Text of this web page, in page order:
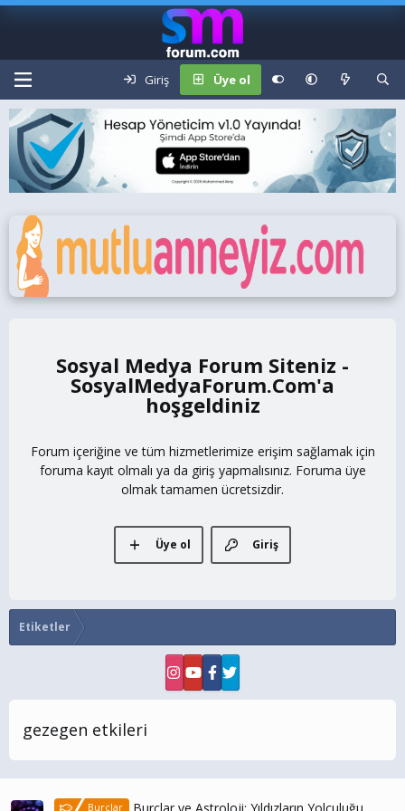
Giriş Üye ol
Sosyal Medya Forum Siteniz -
SosyalMedyaForum.Com
Forum içeriğine ve tüm hizmetlerimize erişim sağlamak için
foruma kayıt olmalı ya da giriş yapmalısınız. Foruma üye
olmak tamamen ücretsizdir.
Giriş
Üye ol
Etiketler
gezegen etkileri
Burçlar Burçlar ve Astroloji: Yıldızların Yolculuğu